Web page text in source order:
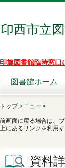
印西市立
印旛図書館臨時窓口
図書館ホーム
トップメニュー >
前画面に戻る場合は、
上にあるリンクを利用
資料